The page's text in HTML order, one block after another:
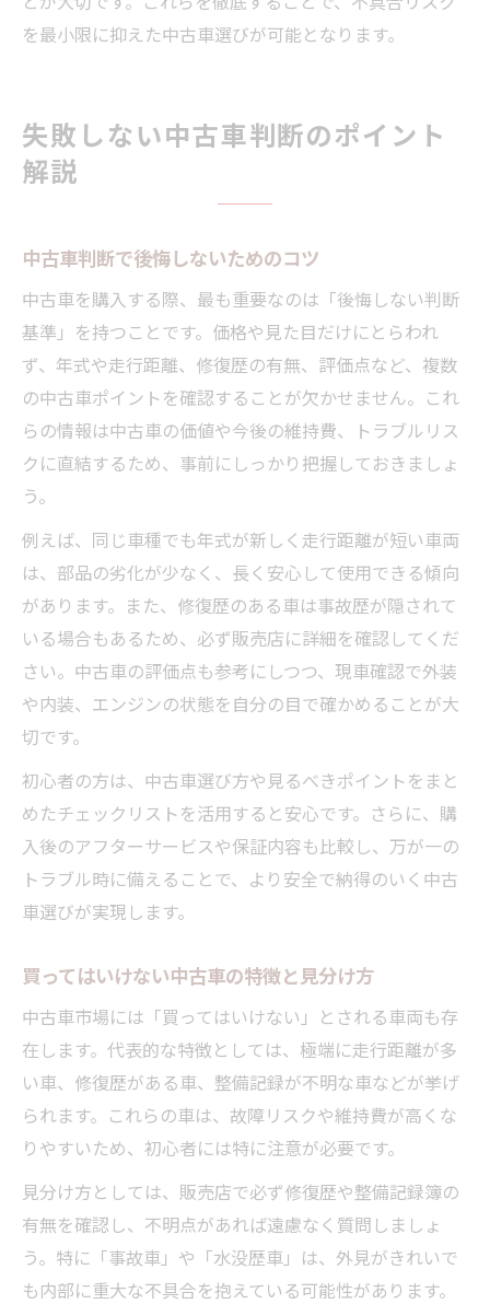
を最小限に抑えた中古車選びが可能となります。
失敗しない中古車判断のポイント
解説
中古車判断で後悔しないためのコツ
中古車を購入する際、最も重要なのは「後悔しない判断
基準」を持つことです。価格や見た目だけにとらわれ
ず、年式や走行距離、修復歴の有無、評価点など、複数
の中古車ポイントを確認することが欠かせません。これ
らの情報は中古車の価値や今後の維持費、トラブルリス
クに直結するため、事前にしっかり把握しておきましょ
う。
例えば、同じ車種でも年式が新しく走行距離が短い車両
は、部品の劣化が少なく、長く安心して使用できる傾向
があります。また、修復歴のある車は事故歴が隠されて
いる場合もあるため、必ず販売店に詳細を確認してくだ
さい。中古車の評価点も参考にしつつ、現車確認で外装
や内装、エンジンの状態を自分の目で確かめることが大
切です。
初心者の方は、中古車選び方や見るべきポイントをまと
めたチェックリストを活用すると安心です。さらに、購
入後のアフターサービスや保証内容も比較し、万が一の
トラブル時に備えることで、より安全で納得のいく中古
車選びが実現します。
買ってはいけない中古車の特徴と見分け方
中古車市場には「買ってはいけない」とされる車両も存
在します。代表的な特徴としては、極端に走行距離が多
い車、修復歴がある車、整備記録が不明な車などが挙げ
られます。これらの車は、故障リスクや維持費が高くな
りやすいため、初心者には特に注意が必要です。
見分け方としては、販売店で必ず修復歴や整備記録簿の
有無を確認し、不明点があれば遠慮なく質問しましょ
う。特に「事故車」や「水没歴車」は、外見がきれいで
も内部に重大な不具合を抱えている可能性があります。